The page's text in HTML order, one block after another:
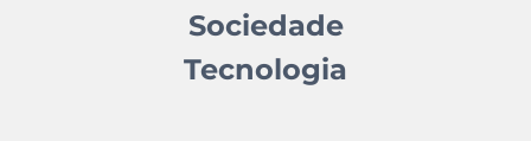
Sociedade
Tecnologia